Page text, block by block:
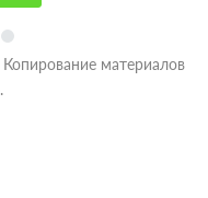
материалов